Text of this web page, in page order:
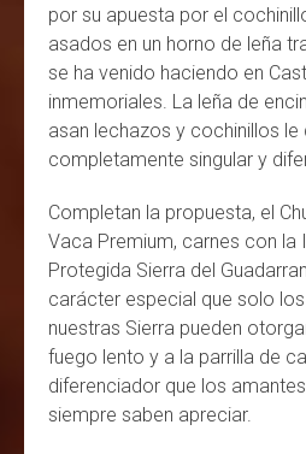
por su apuesta por el
asados en un horno de leña
se ha venido haciendo en
inmemoriales. La leña de
asan lechazos y cochinillos le
completamente singular y
Completan la propuesta, el
Vaca Premium, carnes con
Protegida Sierra del
carácter especial que solo
nuestras Sierra pueden
fuego lento y a la parrilla de
diferenciador que los
siempre saben apreciar.